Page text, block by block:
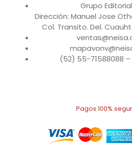
Grupo
Dirección: Manuel Jose
Col. Transito. Del.
(52) 55-71588088 –
Pagos 100%